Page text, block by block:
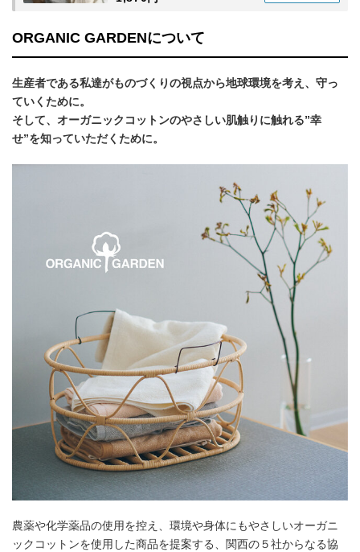
ORGANIC GARDENについて
生産者である私達がものづくりの視点から地球環境を考え、守っ
ていくために。
そして、オーガニックコットンのやさしい肌触りに触れる”幸
せ”を知っていただくために。
農薬や化学薬品の使用を控え、環境や身体にもやさしいオーガニ
ックコットンを使用した商品を提案する、関西の５社からなる協